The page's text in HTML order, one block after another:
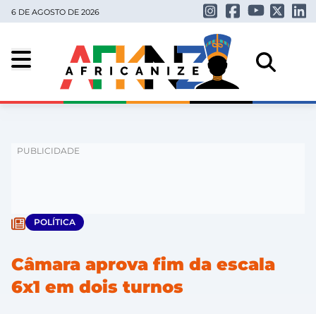
6 DE AGOSTO DE 2026
POLÍTICA
Câmara aprova fim da escala
6x1 em dois turnos